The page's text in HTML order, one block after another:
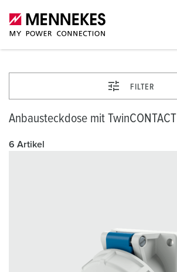
FILTER
Anbausteckdose mit TwinCONTACT
6 Artikel